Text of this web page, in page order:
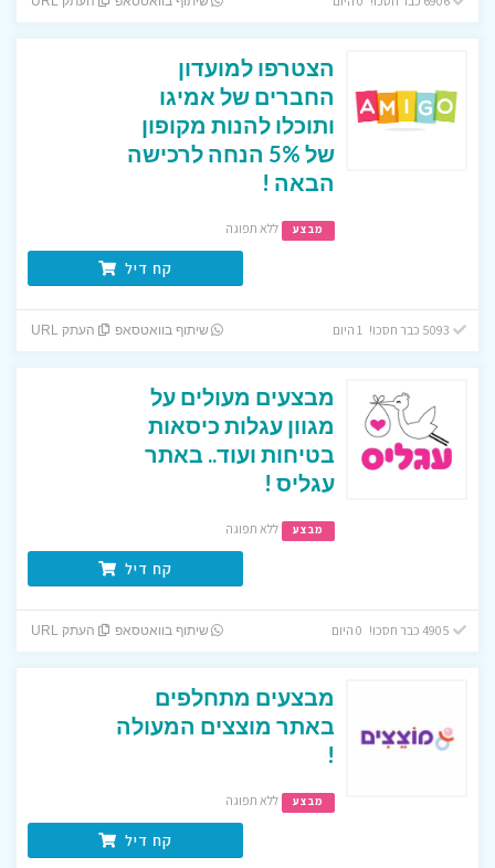
הצטרפו למועדון
החברים של אמיגו
ותוכלו להנות מקופון
של 5% הנחה לרכישה
הבאה !
מבצע ללא תפוגה
קח דיל
שיתוף בוואטסאפ העתק URL
מבצעים מעולים על
מגוון עגלות כיסאות
בטיחות ועוד.. באתר
עגליס !
מבצע ללא תפוגה
קח דיל
שיתוף בוואטסאפ העתק URL
מבצעים מתחלפים
באתר מוצצים המעולה
!
מבצע ללא תפוגה
קח דיל